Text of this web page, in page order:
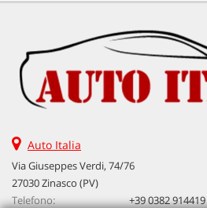
Auto Italia
Via Giuseppes Verdi, 74/76
27030 Zinasco (PV)
Telefono:
+39 0382 914419